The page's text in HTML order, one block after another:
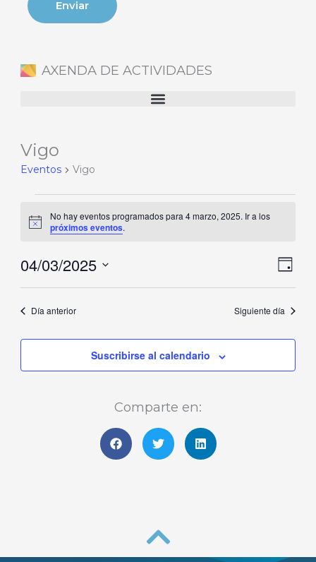
AXENDA DE ACTIVIDADES
Vigo
Eventos Vigo
Eventos
en
marzo,
2025
Aviso
No hay eventos programados para 4 marzo, 2025. Ir a los
próximos eventos.
de
vistas
de
Día
04/03/2025
Selecciona
la Día anterior Siguiente día
Suscribirse al calendario
Comparte en: